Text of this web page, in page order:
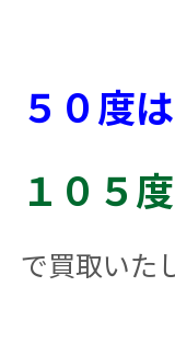
５０度
１０５
で買取いた